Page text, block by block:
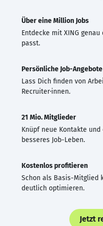
Über eine Million Jobs
Entdecke mit XING
passt.
Persönliche Job-Angebote
Lass Dich finden von
Recruiter·innen.
21 Mio. Mitglieder
Knüpf neue Kontakte
besseres Job-Leben.
Kostenlos profitieren
Schon als Basis-Mitglied
deutlich optimieren.
Jetzt